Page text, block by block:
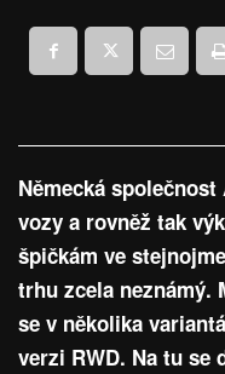
Německá
vozy a rovněž tak
špičkám ve
trhu zcela neznámý.
se v několika
verzi RWD. Na tu se